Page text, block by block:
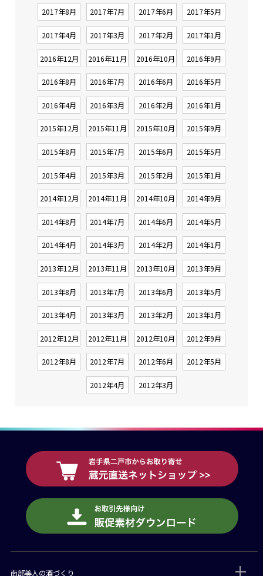
2017年8月 2017年7月 2017年6月 2017年5月
2017年4月 2017年3月 2017年2月 2017年1月
2016年12月 2016年11月 2016年10月 2016年9月
2016年8月 2016年7月 2016年6月 2016年5月
2016年4月 2016年3月 2016年2月 2016年1月
2015年12月 2015年11月 2015年10月 2015年9月
2015年8月 2015年7月 2015年6月 2015年5月
2015年4月 2015年3月 2015年2月 2015年1月
2014年12月 2014年11月 2014年10月 2014年9月
2014年8月 2014年7月 2014年6月 2014年5月
2014年4月 2014年3月 2014年2月 2014年1月
2013年12月 2013年11月 2013年10月 2013年9月
2013年8月 2013年7月 2013年6月 2013年5月
2013年4月 2013年3月 2013年2月 2013年1月
2012年12月 2012年11月 2012年10月 2012年9月
2012年8月 2012年7月 2012年6月 2012年5月
2012年4月 2012年3月
南部美人の酒づくり